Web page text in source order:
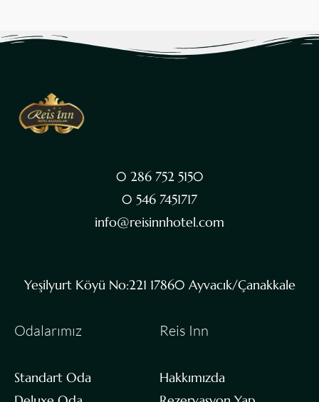
0 286 752 5150
0 546 7451717
info@reisinnhotel.com
Yeşilyurt Köyü No:221 17860 Ayvacık/Çanakkale
Odalarımız
Standart Oda
Reis Inn
Hakkımızda